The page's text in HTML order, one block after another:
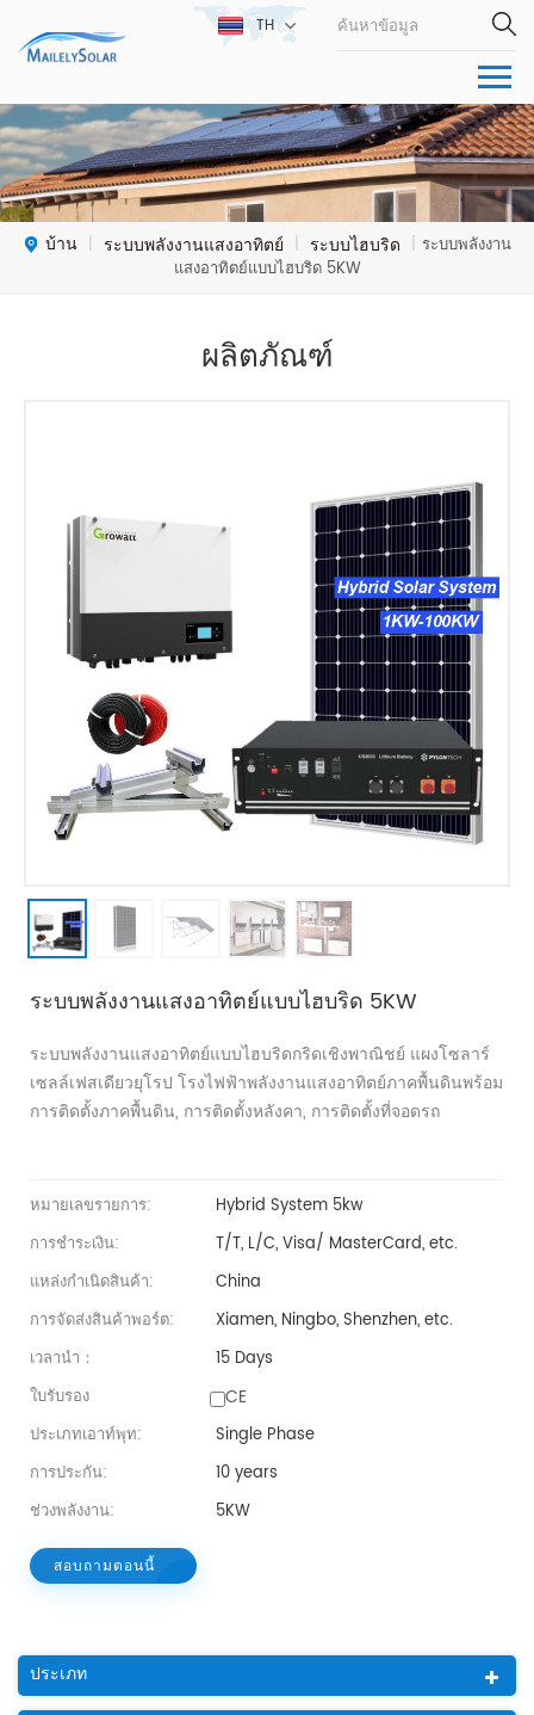
TH
บ้าน | ระบบพลังงานแสงอาทิตย์ | ระบบไฮบริด | ระบบพลังงาน
แสงอาทิตย์แบบไฮบริด 5KW
ผลิตภัณฑ์
ระบบพลังงานแสงอาทิตย์แบบไฮบริด 5KW
ระบบพลังงานแสงอาทิตย์แบบไฮบริดกริดเชิงพาณิชย์ แผงโซลาร์
เซลล์เฟสเดียวยุโรป โรงไฟฟ้าพลังงานแสงอาทิตย์ภาคพื้นดินพร้อม
การติดตั้งภาคพื้นดิน, การติดตั้งหลังคา, การติดตั้งที่จอดรถ
หมายเลขรายการ:
Hybrid System 5kw
การชำระเงิน:
T/T, L/C, Visa/ MasterCard, etc.
แหล่งกำเนิดสินค้า:
China
การจัดส่งสินค้าพอร์ต:
Xiamen, Ningbo, Shenzhen, etc.
เวลานำ：
15 Days
ใบรับรอง
CE
ประเภทเอาท์พุท:
Single Phase
การประกัน:
10 years
ช่วงพลังงาน:
5KW
สอบถามตอนนี้
ประเภท